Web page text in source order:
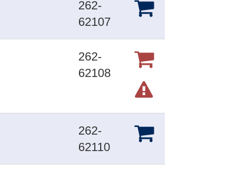
262-
62107
262-
62108
262-
62110